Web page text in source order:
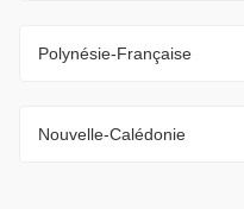
Polynésie-Française
Nouvelle-Calédonie